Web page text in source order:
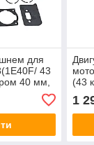
для
43
40 мм,
Вінзор
(43
від
1